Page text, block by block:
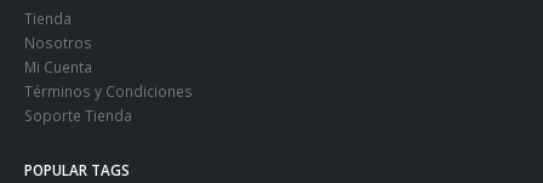
Tienda
Nosotros
Mi Cuenta
Términos y Condiciones
Soporte Tienda
POPULAR TAGS